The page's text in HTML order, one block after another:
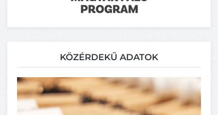
KÖZÉRDEKŰ ADATOK